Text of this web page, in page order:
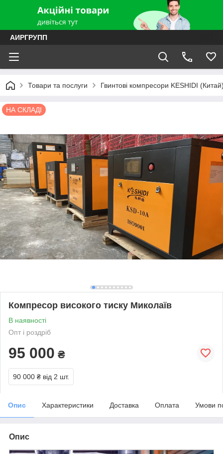
АИРГРУПП
Товари та послуги Гвинтові компресори KESHIDI
НА СКЛАДІ
Компресор високого тиску Миколаїв
В наявності
Опт і роздріб
95 000 ₴
90 000 ₴ від 2 шт.
Опис Характеристики Доставка Оплата Умови
Опис